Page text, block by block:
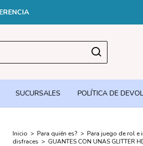
SUCURSALES POLÍTICA DE
Inicio > Para quién es? > Para juego de rol e
disfraces > GUANTES CON UNAS GLITTER